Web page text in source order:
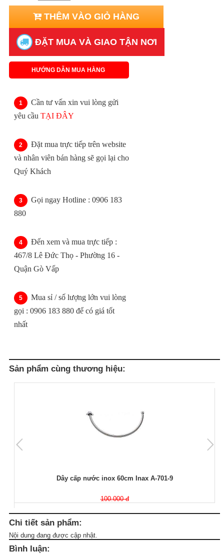
THÊM VÀO GIỎ HÀNG
ĐẶT MUA VÀ GIAO TẬN NƠI
HƯỚNG DẪN MUA HÀNG
Cần tư vấn xin vui lòng gửi
yêu cầu TẠI ĐÂY
Đặt mua trực tiếp trên website
và nhân viên bán hàng sẽ gọi lại cho
Quý Khách
Gọi ngay Hotline : 0906 183
880
Đến xem và mua trực tiếp :
467/8 Lê Đức Thọ - Phường 16 -
Quận Gò Vấp
Mua sỉ / số lượng lớn vui lòng
gọi : 0906 183 880 để có giá tốt
nhất
Sản phẩm cùng thương hiệu:
Dây cấp nước inox 60cm Inax A-701-9
100.000 đ
Chi tiết sản phẩm:
Nội dung đang được cập nhật.
Bình luận: